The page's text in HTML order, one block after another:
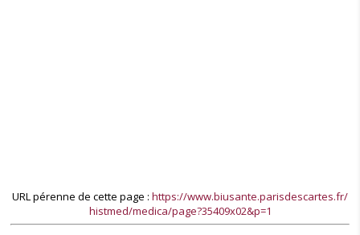
URL pérenne de cette page : https://www.biusante.parisdescartes.fr/
histmed/medica/page?35409x02&p=1